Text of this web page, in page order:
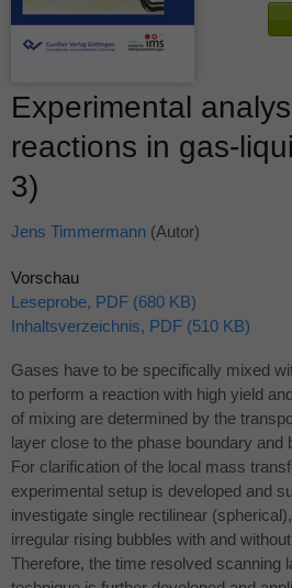
Experimental
reactions in gas-
3)
Jens Timmermann (Autor)
Vorschau
Leseprobe, PDF (680 KB)
Inhaltsverzeichnis, PDF (510 KB)
Gases have to be specifically mixed
to perform a reaction with high yield
of mixing are determined by the
layer close to the phase boundary
For clarification of the local mass
experimental setup is developed and
investigate single rectilinear
irregular rising bubbles with and
Therefore, the time resolved scanning